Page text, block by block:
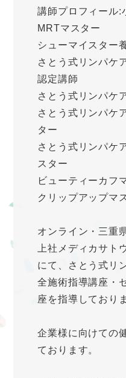
講師プロフィール:
MRTマスター
シューマイスター
さとう式リンパケ
認定講師
さとう式リンパケ
さとう式リンパケ
ター
さとう式リンパケ
スター
ビューティーカフ
クリップアップマ
オンライン・三重
上社メディカサト
にて、さとう式リ
全施術指導講座・
座を指導しており
企業様に向けての
ております。